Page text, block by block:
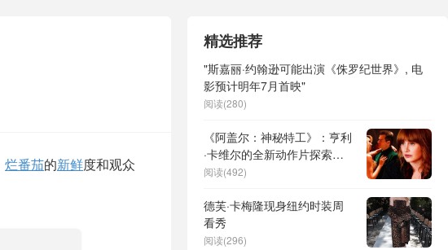
烂番茄的新鲜度和观众
精选推荐
"斯嘉丽·约翰逊可能出演《侏罗纪世界》, 电
影预计明年7月首映"
阅读(280)
《阿盖尔：神秘特工》：亨利
·卡维尔的全新动作片探索多
元观影模式
阅读(492)
德芙·卡梅隆现身纽约时装周
看秀
阅读(296)